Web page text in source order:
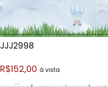
JJJ2998
R$152,00á vista